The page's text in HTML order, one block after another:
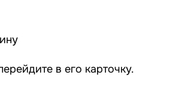
в его карточку.